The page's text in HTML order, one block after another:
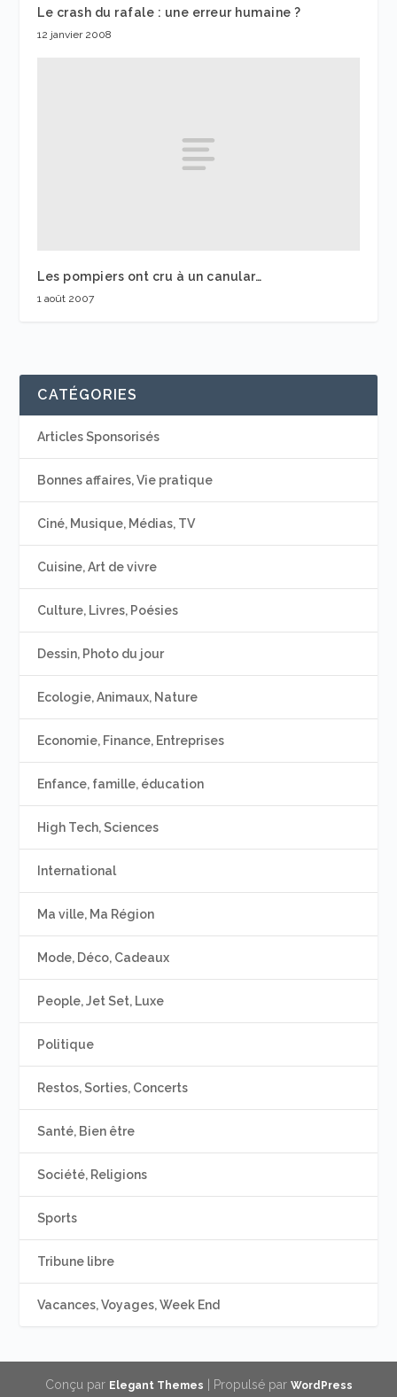
Le crash du rafale : une erreur humaine ?
12 janvier 2008
Les pompiers ont cru à un canular…
1 août 2007
CATÉGORIES
Articles Sponsorisés
Bonnes affaires, Vie pratique
Ciné, Musique, Médias, TV
Cuisine, Art de vivre
Culture, Livres, Poésies
Dessin, Photo du jour
Ecologie, Animaux, Nature
Economie, Finance, Entreprises
Enfance, famille, éducation
High Tech, Sciences
International
Ma ville, Ma Région
Mode, Déco, Cadeaux
People, Jet Set, Luxe
Politique
Restos, Sorties, Concerts
Santé, Bien être
Société, Religions
Sports
Tribune libre
Vacances, Voyages, Week End
Conçu par Elegant Themes | Propulsé par WordPress